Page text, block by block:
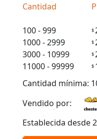
Cantidad
100 - 999
$
1000 - 2999
$
3000 - 10999
$
11000 - 99999
$
Cantidad mínima:
Vendido por:
Establecida desde